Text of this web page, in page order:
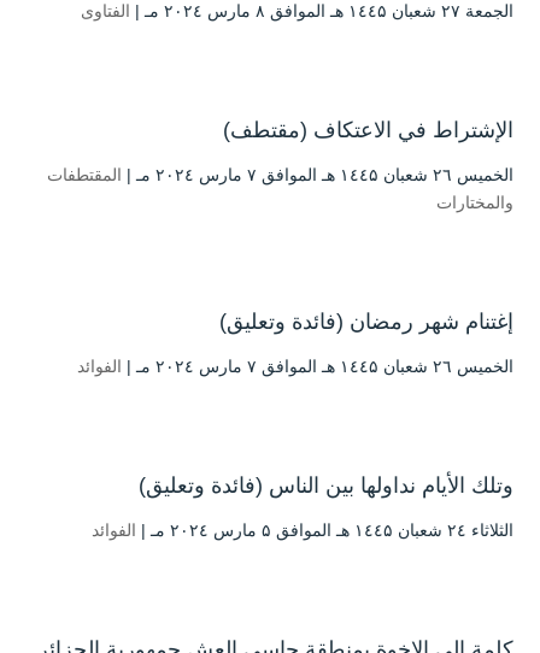
الجمعة ۲۷ شعبان ۱٤٤۵ هـ الموافق ۸ مارس ۲۰۲٤ مـ | الفتاوى
الإشتراط في الاعتكاف (مقتطف)
الخميس ۲٦ شعبان ۱٤٤۵ هـ الموافق ۷ مارس ۲۰۲٤ مـ |
المقتطفات
والمختارات
إغتنام شهر رمضان (فائدة وتعليق)
الخميس ۲٦ شعبان ۱٤٤۵ هـ الموافق ۷ مارس ۲۰۲٤ مـ | الفوائد
وتلك الأيام نداولها بين الناس (فائدة وتعليق)
الثلاثاء ۲٤ شعبان ۱٤٤۵ هـ الموافق ۵ مارس ۲۰۲٤ مـ | الفوائد